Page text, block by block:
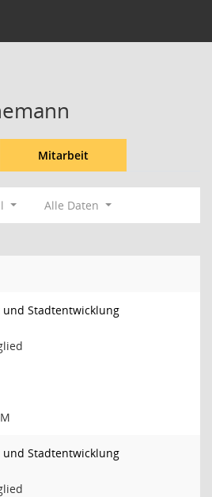
Mitarbeit
Alle Daten
Stadtentwicklung
Stadtentwicklung